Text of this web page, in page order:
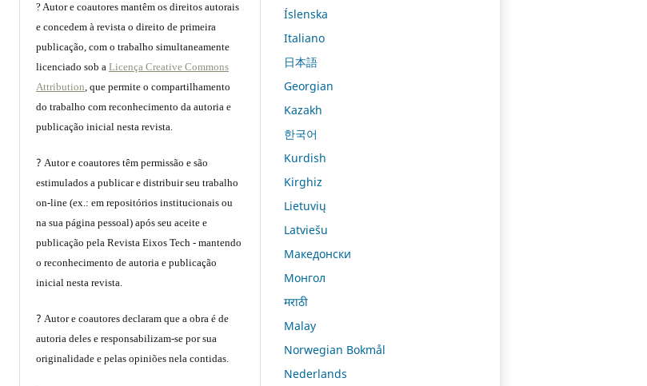
? Autor e coautores mantêm os direitos autorais
e concedem à revista o direito de primeira
publicação, com o trabalho simultaneamente
licenciado sob aLicença Creative Commons
Attribution, que permite o compartilhamento
do trabalho com reconhecimento da autoria e
publicação inicial nesta revista.
?Autor e coautores têm permissão e são
estimulados a publicar e distribuir seu trabalho
on-line (ex.: em repositórios institucionais ou
na sua página pessoal) após seu aceite e
publicação pela Revista Eixos Tech - mantendo
o reconhecimento de autoria e publicação
inicial nesta revista.
?Autor e coautores declaram que a obra é de
autoria deles e responsabilizam-se por sua
originalidade e pelas opiniões nela contidas.
Íslenska
Italiano
日本語
Georgian
Kazakh
한국어
Kurdish
Kirghiz
Lietuvių
Latviešu
Македонски
Монгол
मराठी
Malay
Norwegian Bokmål
Nederlands